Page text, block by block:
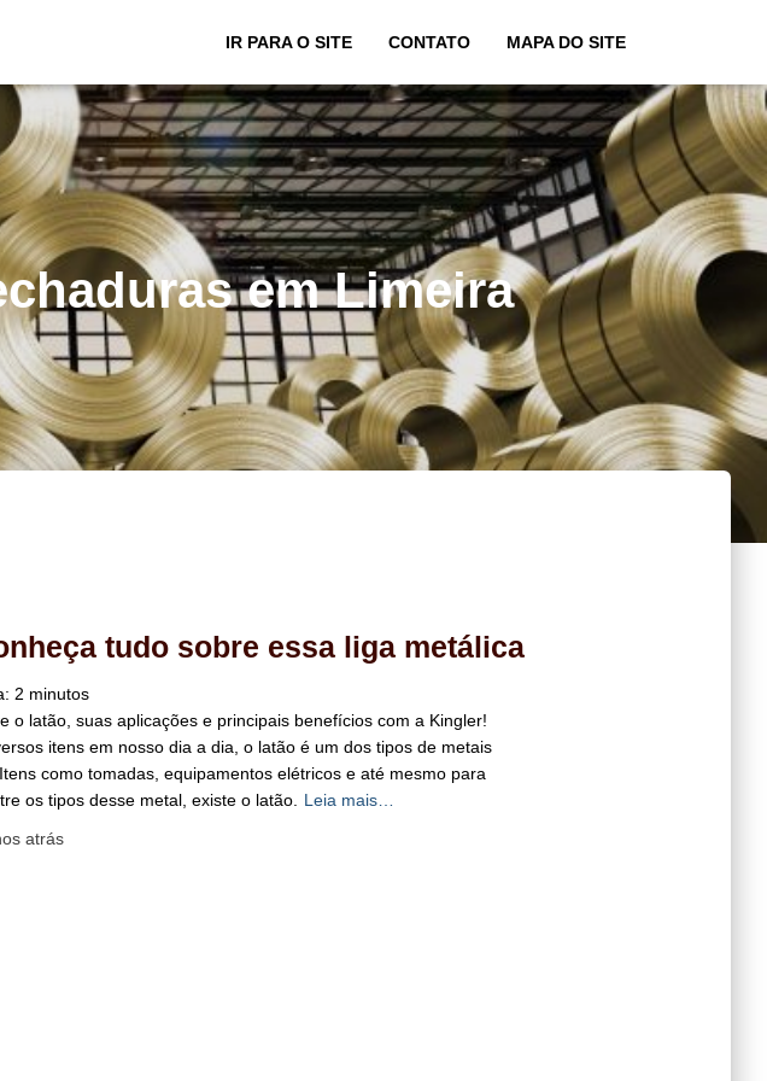
IR PARA O SITE
CONTATO MAPA DO SITE
em Limeira
tudo sobre essa liga metálica
2 minutos
o latão, suas aplicações e principais benefícios com a Kingler!
itens em nosso dia a dia, o latão é um dos tipos de metais
como tomadas, equipamentos elétricos e até mesmo para
os tipos desse metal, existe o latão.
Leia mais…
atrás